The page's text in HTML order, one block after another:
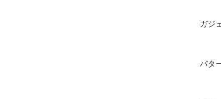
ガジ
パタ